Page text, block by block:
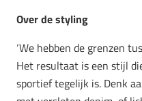
Over de styling
‘We hebben de grenzen
Het resultaat is een stijl
sportief tegelijk is. Denk